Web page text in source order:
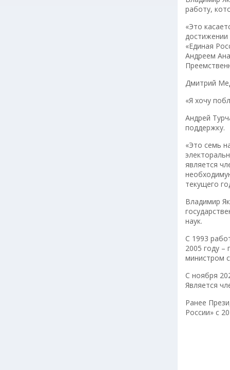
работу,
«Это
достижении
«Единая
Андреем
Дмитрий
«Я хочу
Андрей
поддержку.
«Это семь
является
текущего
Владимир
наук.
С 1993
2005 году
министром
С ноября
Является
Ранее
России» с